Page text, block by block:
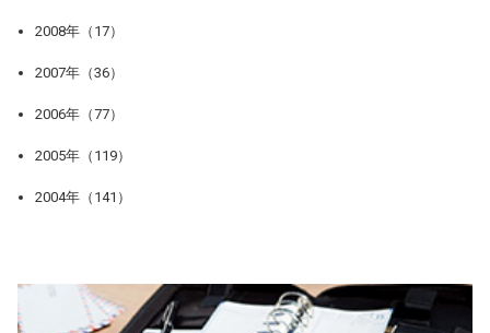
2008年（17）
2007年（36）
2006年（77）
2005年（119）
2004年（141）